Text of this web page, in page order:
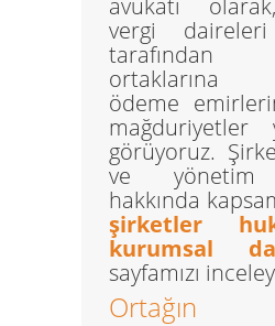
avukatı
vergi
ortaklarına
ödeme
mağduriyetler
görüyoruz.
ve yönetim
hakkında
şirketler
kurumsal
sayfamızı
Ortağın